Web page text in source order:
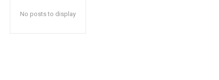
No posts to display